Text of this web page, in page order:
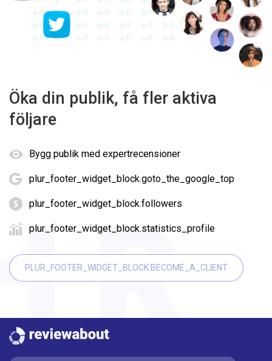
Öka din publik, få fler aktiva
följare
Bygg publik med expertrecensioner
plur_footer_widget_block.goto_the_google_top
plur_footer_widget_block.followers
plur_footer_widget_block.statistics_profile
PLUR_FOOTER_WIDGET_BLOCK.BECOME_A_CLIENT